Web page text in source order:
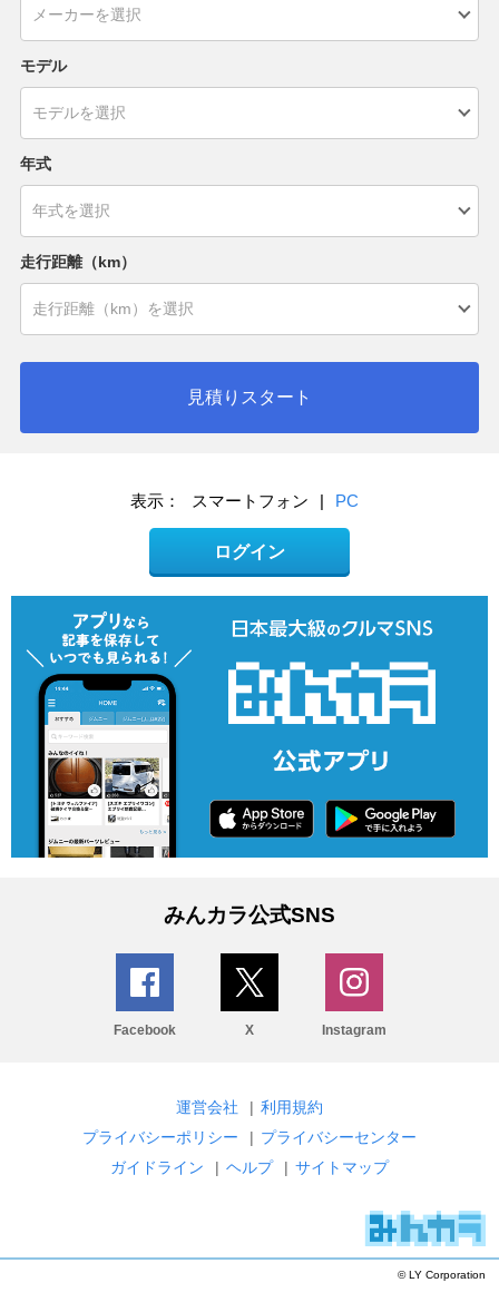
モデル
年式
走行距離（km）
見積りスタート
表示： スマートフォン | PC
ログイン
みんカラ公式SNS
Facebook X Instagram
運営会社 | 利用規約
プライバシーポリシー
| プライバシーセンター
ガイドライン
| ヘルプ | サイトマップ
© LY Corporation